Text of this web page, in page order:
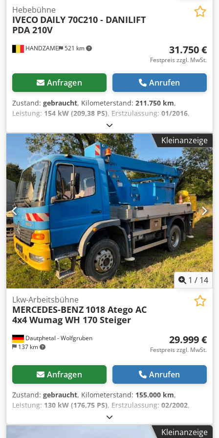
HANDZAME 521 km
Hebebühne
IVECO DAILY 70C210 - DANILIFT
PDA 210V
31.750 €
Festpreis zzgl. MwSt.
Anfragen Anrufen
Zustand: gebraucht, Kilometerstand: 211.750 km,
Leistung: 154 kW (209,38 PS), Erstzulassung: 01/2016,
, Reifengröße:
Konfiguration:4x2, Radstand:4.350 mm, Kraftstoff:Diesel,
Farbe:Weiß, Getriebetyp:mechanisch
, Anzahl der Gänge:
, Emissionsklasse:Euro5, Federung:Blatt , Baujahr:2015,
Ausstattung:Klimaanlage, elektrische
Fensterheberregelung
, Technische Informationen
Zylinderzahl: 4 Motorhubraum: 2.998 cc Antriebsstrang
Antrieb: Rad Motortyp: Iveco F1CFL411G*C
Achskonfiguration Reifenmaß: 225/75R16c Federung:
Blattfederung Hinterachse: Doppelbereift Gewichte
Leergewicht: 6.740 kg Dodpfx Amjzk Dudovekr Zuladung:
260 kg zGG: 7.000 kg Funktionell Arbeitshöhe: 2 cm =
Weitere Optionen und Zubehör = - PTO
Kleinanzeige
1 / 14
Dautphetal - Wolfgruben
137 km
Lkw-Arbeitsbühne
MERCEDES-BENZ 1018 Atego AC
4x4 Wumag WH 170 Steiger
29.999 €
Festpreis zzgl. MwSt.
Anfragen Anrufen
Zustand: gebraucht, Kilometerstand: 155.000 km,
Leistung: 130 kW (176,75 PS), Erstzulassung: 02/2002,
, Gesamtgewicht:
Konfiguration:2 Achsen, Farbe:Blau, Getriebetyp:
, Gesamtbreite:2.550
Kleinanzeige